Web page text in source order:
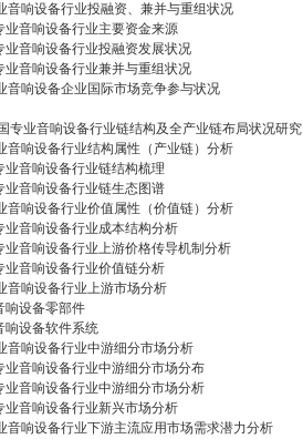
音响设备行业投融资、兼并与重组状况
业音响设备行业主要资金来源
业音响设备行业投融资发展状况
业音响设备行业兼并与重组状况
音响设备企业国际市场竞争参与状况
专业音响设备行业链结构及全产业链布局状况研究
音响设备行业结构属性（产业链）分析
业音响设备行业链结构梳理
业音响设备行业链生态图谱
音响设备行业价值属性（价值链）分析
业音响设备行业成本结构分析
业音响设备行业上游价格传导机制分析
业音响设备行业价值链分析
音响设备行业上游市场分析
响设备零部件
响设备软件系统
音响设备行业中游细分市场分析
业音响设备行业中游细分市场分布
业音响设备行业中游细分市场分析
业音响设备行业新兴市场分析
音响设备行业下游主流应用市场需求潜力分析